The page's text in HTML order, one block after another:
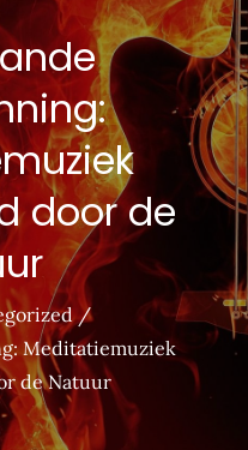
door de
Meditatiemuziek
de Natuur